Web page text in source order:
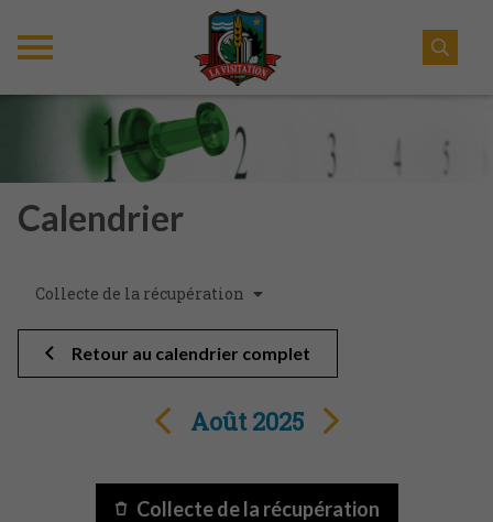
Calendrier
Collecte de la récupération
Retour au calendrier complet
Août 2025
Collecte de la récupération